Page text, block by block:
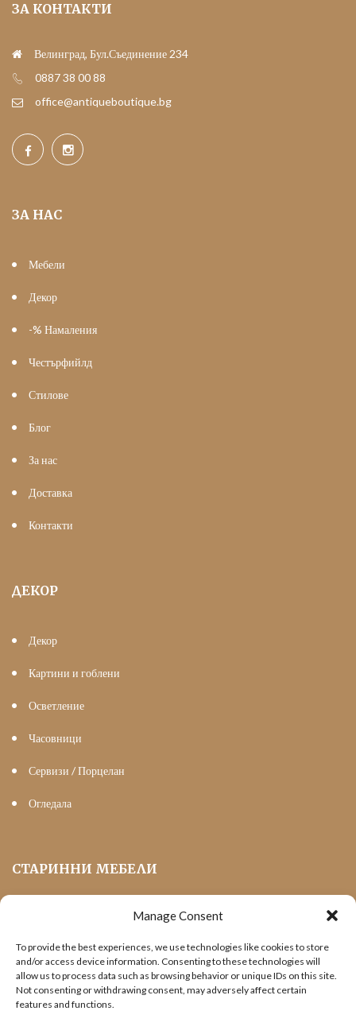
Manage Consent
To provide the best experiences, we use technologies like cookies to store
and/or access device information. Consenting to these technologies will
allow us to process data such as browsing behavior or unique IDs on this site.
Not consenting or withdrawing consent, may adversely affect certain
features and functions.
ЗА КОНТАКТИ
Велинград, Бул.Съединение 234
0887 38 00 88
office@antiqueboutique.bg
ЗА НАС
Мебели
Декор
-% Намаления
Честърфийлд
Стилове
Блог
За нас
Доставка
Контакти
ДЕКОР
Декор
Картини и гоблени
Осветление
Часовници
Сервизи / Порцелан
Огледала
СТАРИННИ МЕБЕЛИ
Трапезни маси и столове
Шкафове и витрини